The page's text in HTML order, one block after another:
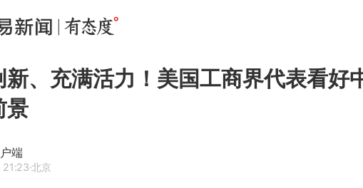
新、充满活力！美国工商界代表看好
景
端
·北京